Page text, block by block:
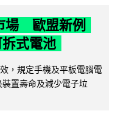
場 歐盟新例
式電池
，規定手機及平板電腦電
置壽命及減少電子垃